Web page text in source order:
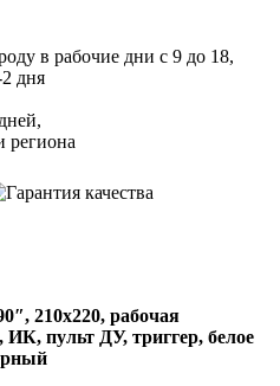
в рабочие дни с 9 до 18,
дня
региона
210x220, рабочая
ИК, пульт ДУ, триггер, белое